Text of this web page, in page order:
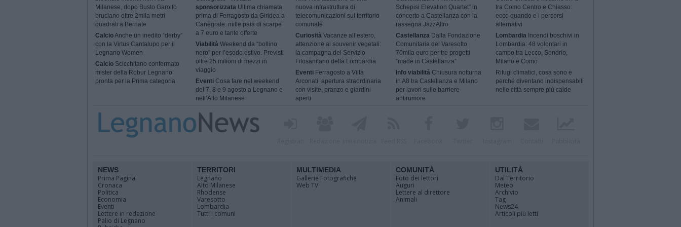
Milanese, dopo Busto Garolfo
bruciano oltre 2mila metri
quadrati a Bernate
CalcioAnche un inedito “derby”
con la Virtus Cantalupo per il
Legnano Women
Calcio Scicchitano confermato
mister della Robur Legnano
pronta per la Prima categoria
sponsorizzataUltima chiamata
prima di Ferragosto da Giridea a
Canegrate: mille paia di scarpe
a 7 euro e tante offerte
ViabilitàWeekend da “bollino
nero” per l’esodo estivo. Previsti
oltre 25 milioni di mezzi in
viaggio
EventiCosa fare nel weekend
del 7, 8 e 9 agosto a Legnano e
nell’Alto Milanese
nuova infrastruttura di
telecomunicazioni sul territorio
comunale
Curiosità Vacanze all’estero,
attenzione ai souvenir vegetali:
la campagna del Servizio
Fitosanitario della Lombardia
Eventi Ferragosto a Villa
Arconati, apertura straordinaria
con visite, pranzo e giardini
aperti
Schepisi Elevation Quartet” in
concerto a Castellanza con la
rassegna JazzAltro
CastellanzaDalla Fondazione
Comunitaria del Varesotto
70mila euro per tre progetti
“made in Castellanza”
Info viabilitàChiusura notturna
in A8 tra Castellanza e Milano
per lavori sulle barriere
antirumore
tra Como Centro e Chiasso:
ecco quando e i percorsi
alternativi
Lombardia Incendi boschivi in
Lombardia: 48 volontari in
campo tra Lecco, Sondrio,
Milano e Como
Rifugi climatici, cosa sono e
perché diventano indispensabili
nelle città sempre più calde
NEWS
Prima Pagina
Cronaca
Politica
Economia
Eventi
Lettere in redazione
Palio di Legnano
TERRITORI
Legnano
Alto Milanese
Rhodense
Varesotto
Lombardia
Tutti i comuni
MULTIMEDIA
Gallerie Fotografiche
Web TV
COMUNITÀ
Foto dei lettori
Auguri
Lettere al direttore
Animali
UTILITÀ
Dal Territorio
Meteo
Archivio
Tag
News24
Articoli più letti